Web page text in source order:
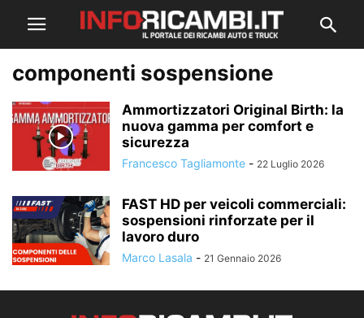
componenti sospensione
Ammortizzatori Original Birth: la
nuova gamma per comfort e
sicurezza
Francesco Tagliamonte - 22 Luglio 2026
FAST HD per veicoli commerciali:
sospensioni rinforzate per il
lavoro duro
Marco Lasala - 21 Gennaio 2026